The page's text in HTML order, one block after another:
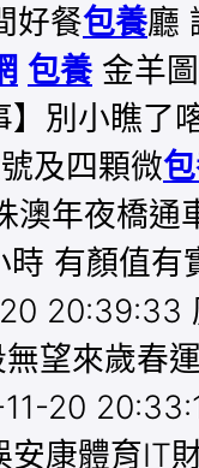
好餐包養廳
包養金羊
】別小瞧了
及四顆微
澳年夜橋通
有顏值有
20:39:33
望來歲春
20
康體育IT